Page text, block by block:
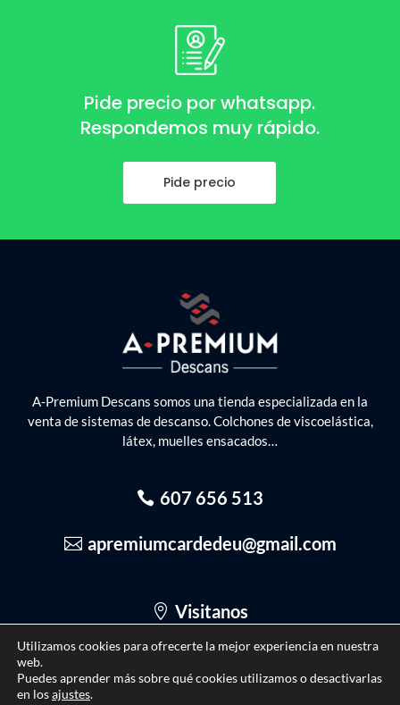
Pide precio por whatsapp.
Respondemos muy rápido.
Pide precio
A-Premium Descans somos una tienda especializada en la
venta de sistemas de descanso. Colchones de viscoelástica,
látex, muelles ensacados…
607 656 513
apremiumcardedeu@gmail.com
Visitanos
Utilizamos cookies para ofrecerte la mejor experiencia en nuestra
web.
Puedes aprender más sobre qué cookies utilizamos o desactivarlas
en losajustes.